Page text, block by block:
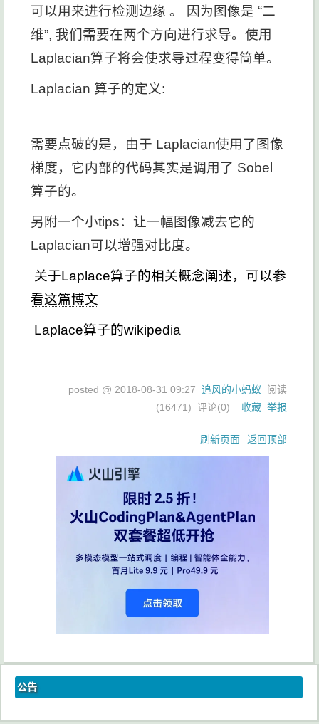
可以用来进行检测边缘 。 因为图像是 “二
维”, 我们需要在两个方向进行求导。使用
Laplacian算子将会使求导过程变得简单。
Laplacian 算子的定义:
需要点破的是，由于 Laplacian使用了图像
梯度，它内部的代码其实是调用了 Sobel
算子的。
另附一个小tips：让一幅图像减去它的
Laplacian可以增强对比度。
关于Laplace算子的相关概念阐述，可以参
看这篇博文
Laplace算子的wikipedia
posted @ 2018-08-31 09:27 追风的小蚂蚁 阅读
(16471) 评论(0) 收藏 举报
刷新页面 返回顶部
公告